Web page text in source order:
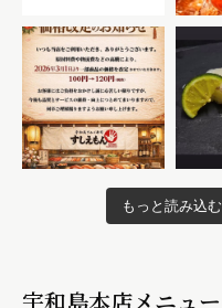
もっと読み込む
宇和島本店メニュー